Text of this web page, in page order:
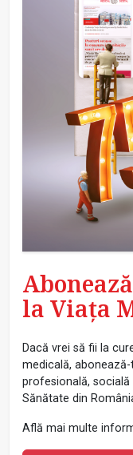
la Viața
Dacă vrei să fii la
medicală, abonează-
profesională,
Sănătate din
Află mai multe